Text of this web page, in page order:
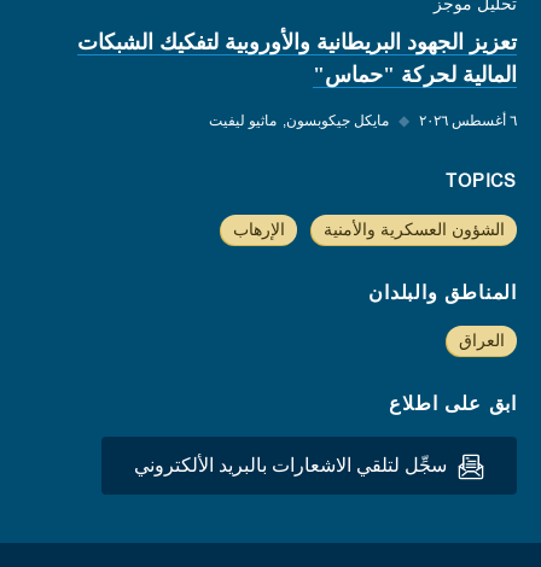
تعزيز الجهود البريطانية والأوروبية لتفكيك الشبكات
المالية لحركة "حماس"
٦ أغسطس ٢٠٢٦ ◆ مايكل جيكوبسون ماثيو ليفيت
TOPICS
الشؤون العسكرية والأمنية الإرهاب
المناطق والبلدان
العراق
ابق على اطلاع
سجِّل لتلقي الاشعارات بالبريد الألكتروني